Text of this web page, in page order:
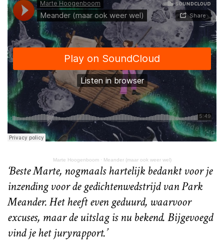
Marte Hoogenboom· Meander (maar ook weer wel)
‘Beste Marte, nogmaals hartelijk bedankt voor je
inzending voor de gedichtenwedstrijd van Park
Meander. Het heeft even geduurd, waarvoor
excuses, maar de uitslag is nu bekend. Bijgevoegd
vind je het juryrapport.’